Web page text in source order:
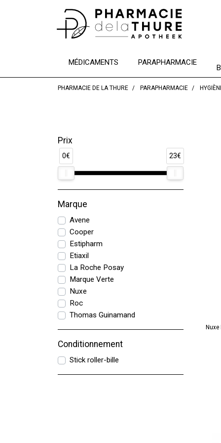
MÉDICAMENTS PARAPHARMACIE
PHARMACIE DE LA THURE PARAPHARMACIE
Prix
0€ 23€
Marque
Avene
Cooper
Estipharm
Etiaxil
La Roche Posay
Marque Verte
Nuxe
Roc
Thomas Guinamand
Conditionnement
Stick roller-bille
Nuxe